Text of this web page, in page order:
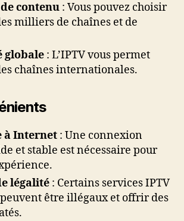
contenu : Vous pouvez choisir
milliers de chaînes et de
globale : L’IPTV vous permet
chaînes internationales.
à Internet : Une connexion
et stable est nécessaire pour
légalité : Certains services IPTV
être illégaux et offrir des